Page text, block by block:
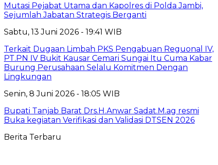
Mutasi Pejabat Utama dan Kapolres di Polda Jambi,
Sejumlah Jabatan Strategis Berganti
Sabtu, 13 Juni 2026 - 19:41 WIB
Terkait Dugaan Limbah PKS Pengabuan Reguonal IV,
PT.PN IV Bukit Kausar Cemari Sungai Itu Cuma Kabar
Burung Perusahaan Selalu Komitmen Dengan
Lingkungan
Senin, 8 Juni 2026 - 18:05 WIB
Bupati Tanjab Barat Drs.H.Anwar Sadat.M.ag resmi
Buka kegiatan Verifikasi dan Validasi DTSEN 2026
Berita Terbaru